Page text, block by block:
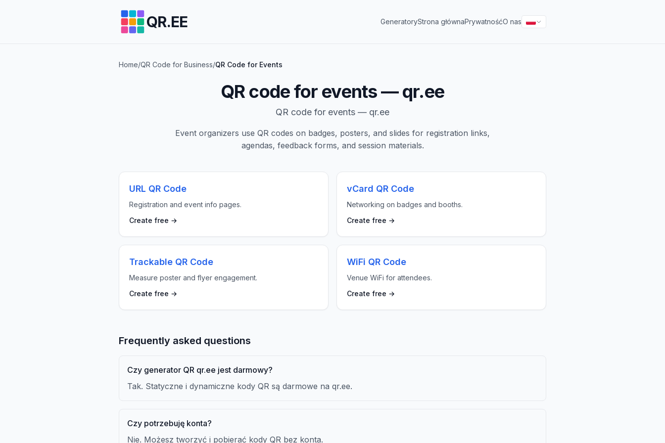
QR.EE GeneratoryStrona głównaPrywatnośćO nas
Home/QR Code for Business/QR Code for Events
QR code for events — qr.ee
QR code for events — qr.ee
Event organizers use QR codes on badges, posters, and slides for registration links,
agendas, feedback forms, and session materials.
URL QR Code
Registration and event info pages.
Create free →
vCard QR Code
Networking on badges and booths.
Create free →
Trackable QR Code
Measure poster and flyer engagement.
Create free →
WiFi QR Code
Venue WiFi for attendees.
Create free →
Frequently asked questions
Czy generator QR qr.ee jest darmowy?
Tak. Statyczne i dynamiczne kody QR są darmowe na qr.ee.
Czy potrzebuję konta?
Nie. Możesz tworzyć i pobierać kody QR bez konta.